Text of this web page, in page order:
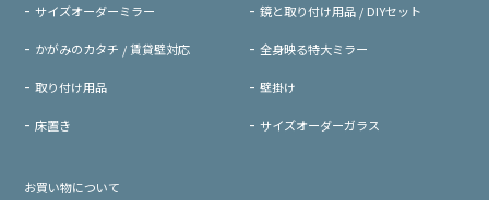
サイズオーダーミラー 鏡と取り付け用品 / DIYセット
かがみのカタチ / 賃貸壁対応 全身映る特大ミラー
取り付け用品 壁掛け
床置き サイズオーダーガラス
お買い物について